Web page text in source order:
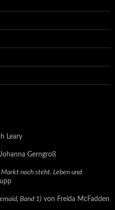
Leary
Gerngroß
noch steht. Leben und
Band 1) von Freida McFadden